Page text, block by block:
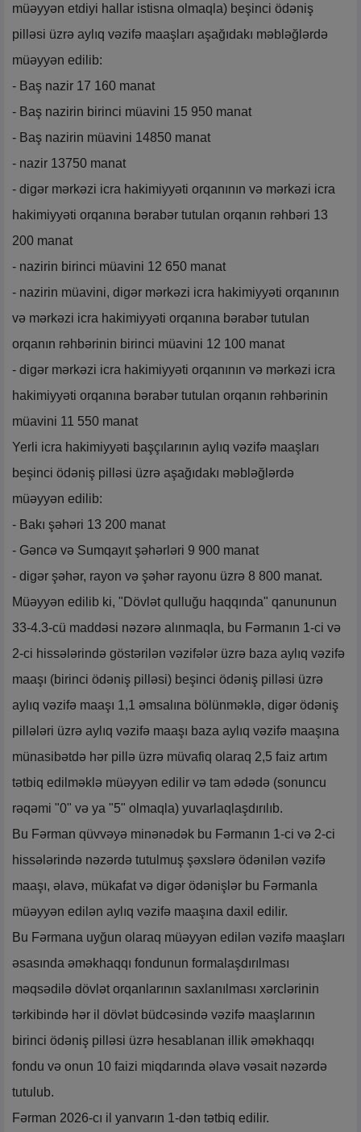
müəyyən etdiyi hallar istisna olmaqla) beşinci ödəniş
pilləsi üzrə aylıq vəzifə maaşları aşağıdakı məbləğlərdə
müəyyən edilib:
- Baş nazir 17 160 manat
- Baş nazirin birinci müavini 15 950 manat
- Baş nazirin müavini 14850 manat
- nazir 13750 manat
- digər mərkəzi icra hakimiyyəti orqanının və mərkəzi icra
hakimiyyəti orqanına bərabər tutulan orqanın rəhbəri 13
200 manat
- nazirin birinci müavini 12 650 manat
- nazirin müavini, digər mərkəzi icra hakimiyyəti orqanının
və mərkəzi icra hakimiyyəti orqanına bərabər tutulan
orqanın rəhbərinin birinci müavini 12 100 manat
- digər mərkəzi icra hakimiyyəti orqanının və mərkəzi icra
hakimiyyəti orqanına bərabər tutulan orqanın rəhbərinin
müavini 11 550 manat
Yerli icra hakimiyyəti başçılarının aylıq vəzifə maaşları
beşinci ödəniş pilləsi üzrə aşağıdakı məbləğlərdə
müəyyən edilib:
- Bakı şəhəri 13 200 manat
- Gəncə və Sumqayıt şəhərləri 9 900 manat
- digər şəhər, rayon və şəhər rayonu üzrə 8 800 manat.
Müəyyən edilib ki, "Dövlət qulluğu haqqında" qanununun
33-4.3-cü maddəsi nəzərə alınmaqla, bu Fərmanın 1-ci və
2-ci hissələrində göstərilən vəzifələr üzrə baza aylıq vəzifə
maaşı (birinci ödəniş pilləsi) beşinci ödəniş pilləsi üzrə
aylıq vəzifə maaşı 1,1 əmsalına bölünməklə, digər ödəniş
pillələri üzrə aylıq vəzifə maaşı baza aylıq vəzifə maaşına
münasibətdə hər pillə üzrə müvafiq olaraq 2,5 faiz artım
tətbiq edilməklə müəyyən edilir və tam ədədə (sonuncu
rəqəmi "0" və ya "5" olmaqla) yuvarlaqlaşdırılıb.
Bu Fərman qüvvəyə minənədək bu Fərmanın 1-ci və 2-ci
hissələrində nəzərdə tutulmuş şəxslərə ödənilən vəzifə
maaşı, əlavə, mükafat və digər ödənişlər bu Fərmanla
müəyyən edilən aylıq vəzifə maaşına daxil edilir.
Bu Fərmana uyğun olaraq müəyyən edilən vəzifə maaşları
əsasında əməkhaqqı fondunun formalaşdırılması
məqsədilə dövlət orqanlarının saxlanılması xərclərinin
tərkibində hər il dövlət büdcəsində vəzifə maaşlarının
birinci ödəniş pilləsi üzrə hesablanan illik əməkhaqqı
fondu və onun 10 faizi miqdarında əlavə vəsait nəzərdə
tutulub.
Fərman 2026-cı il yanvarın 1-dən tətbiq edilir.